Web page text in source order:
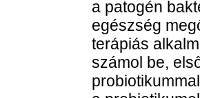
a patogén
egészség
terápiás
számol be,